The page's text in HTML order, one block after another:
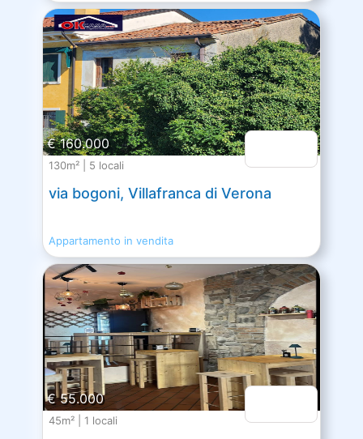
€ 160.000
130m² | 5 locali
via bogoni, Villafranca di Verona
Appartamento in vendita
€ 55.000
45m² | 1 locali